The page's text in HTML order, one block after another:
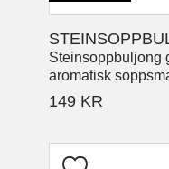
Steinsoppbuljong
aromatisk
149 KR